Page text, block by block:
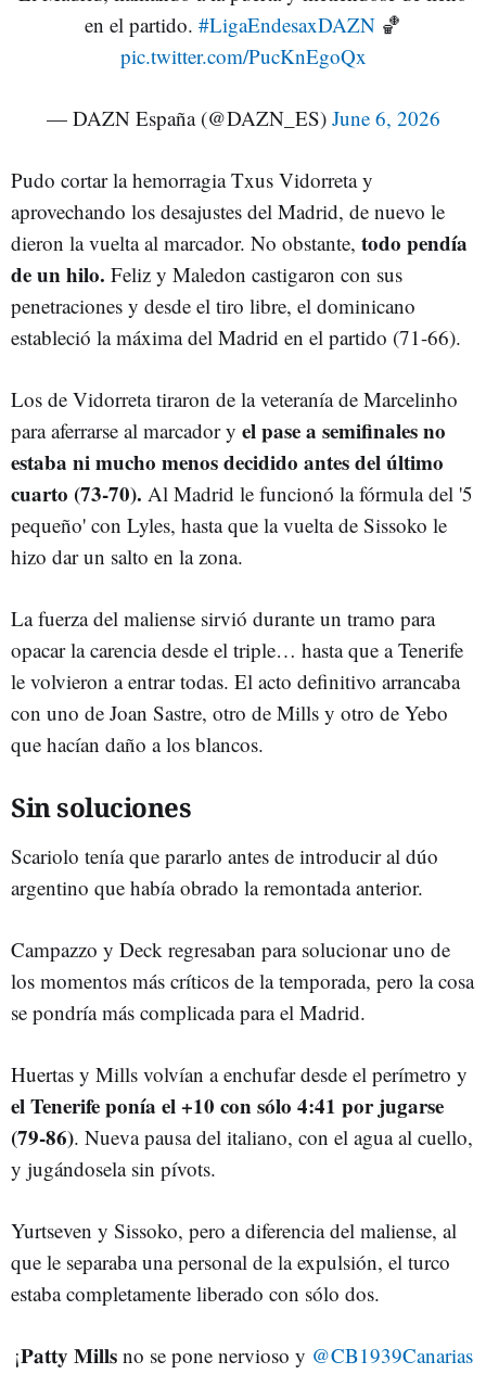
en el partido. #LigaEndesaxDAZN 🏀
pic.twitter.com/PucKnEgoQx
— DAZN España (@DAZN_ES) June 6, 2026
Pudo cortar la hemorragia Txus Vidorreta y
aprovechando los desajustes del Madrid, de nuevo le
dieron la vuelta al marcador. No obstante, todo pendía
de un hilo. Feliz y Maledon castigaron con sus
penetraciones y desde el tiro libre, el dominicano
estableció la máxima del Madrid en el partido (71-66).
Los de Vidorreta tiraron de la veteranía de Marcelinho
para aferrarse al marcador y el pase a semifinales no
estaba ni mucho menos decidido antes del último
cuarto (73-70). Al Madrid le funcionó la fórmula del '5
pequeño' con Lyles, hasta que la vuelta de Sissoko le
hizo dar un salto en la zona.
La fuerza del maliense sirvió durante un tramo para
opacar la carencia desde el triple… hasta que a Tenerife
le volvieron a entrar todas. El acto definitivo arrancaba
con uno de Joan Sastre, otro de Mills y otro de Yebo
que hacían daño a los blancos.
Sin soluciones
Scariolo tenía que pararlo antes de introducir al dúo
argentino que había obrado la remontada anterior.
Campazzo y Deck regresaban para solucionar uno de
los momentos más críticos de la temporada, pero la cosa
se pondría más complicada para el Madrid.
Huertas y Mills volvían a enchufar desde el perímetro y
el Tenerife ponía el +10 con sólo 4:41 por jugarse
(79-86). Nueva pausa del italiano, con el agua al cuello,
y jugándosela sin pívots.
Yurtseven y Sissoko, pero a diferencia del maliense, al
que le separaba una personal de la expulsión, el turco
estaba completamente liberado con sólo dos.
¡𝐏𝐚𝐭𝐭𝐲 𝐌𝐢𝐥𝐥𝐬 no se pone nervioso y @CB1939Canarias